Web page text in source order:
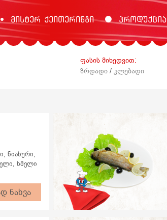
მისტერ ქეითერინგი პროდუქცია
ფასის მიხედვით:
ზრდადი / კლებადი
ნიახური,
ხმელი
ნახვა